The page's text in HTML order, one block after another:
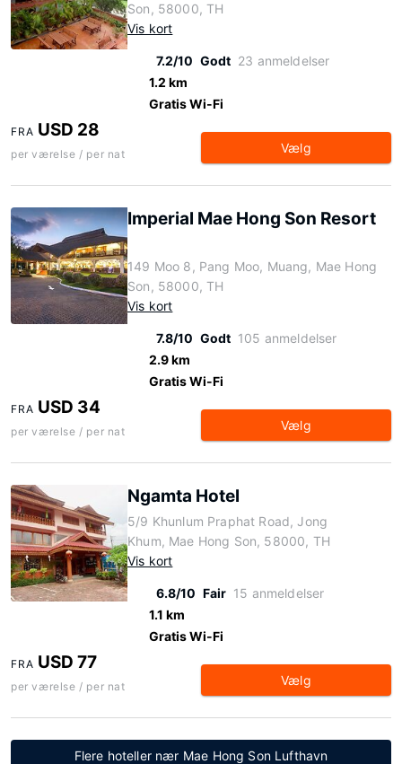
Son, 58000, TH
Vis kort
7.2/10 Godt 23 anmeldelser
1.2 km
Gratis Wi-Fi
FRA USD 28
per værelse / per nat Vælg
Imperial Mae Hong Son Resort
149 Moo 8, Pang Moo, Muang, Mae Hong
Son, 58000, TH
Vis kort
7.8/10 Godt 105 anmeldelser
2.9 km
Gratis Wi-Fi
FRA USD 34
per værelse / per nat Vælg
Ngamta Hotel
5/9 Khunlum Praphat Road, Jong
Khum, Mae Hong Son, 58000, TH
Vis kort
6.8/10 Fair 15 anmeldelser
1.1 km
Gratis Wi-Fi
FRA USD 77
per værelse / per nat Vælg
Flere hoteller nær Mae Hong Son Lufthavn